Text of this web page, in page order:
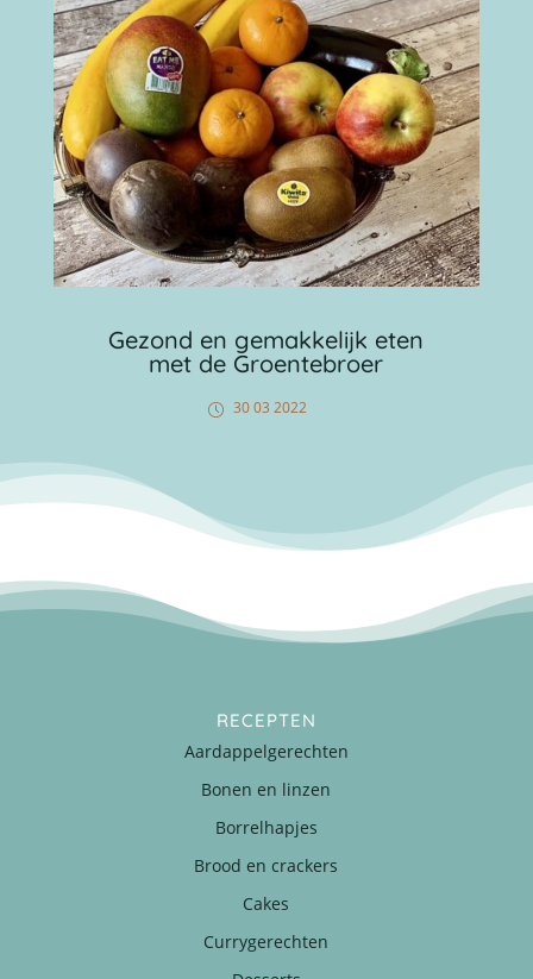
Gezond en gemakkelijk eten
met de Groentebroer
30 03 2022
RECEPTEN
Aardappelgerechten
Bonen en linzen
Borrelhapjes
Brood en crackers
Cakes
Currygerechten